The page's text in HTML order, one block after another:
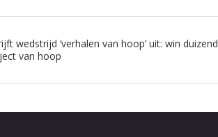
wedstrijd ‘verhalen van hoop’ uit: win duizend
van hoop